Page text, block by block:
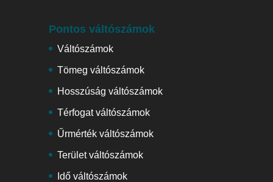
Pontos váltószámok
Váltószámok
Tömeg váltószámok
Hosszúság váltószámok
Térfogat váltószámok
Űrmérték váltószámok
Terület váltószámok
Idő váltószámok